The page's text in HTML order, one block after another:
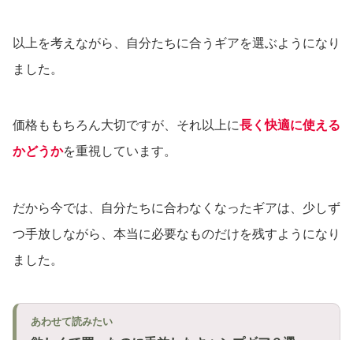
以上を考えながら、自分たちに合うギアを選ぶようになり
ました。
価格ももちろん大切ですが、それ以上に長く快適に使える
かどうかを重視しています。
だから今では、自分たちに合わなくなったギアは、少しず
つ手放しながら、本当に必要なものだけを残すようになり
ました。
あわせて読みたい